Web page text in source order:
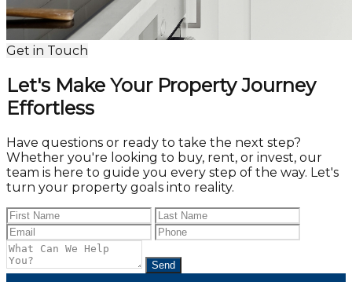
Get in Touch
Let's Make Your Property Journey
Effortless
Have questions or ready to take the next step?
Whether you're looking to buy, rent, or invest, our
team is here to guide you every step of the way. Let's
turn your property goals into reality.
Send